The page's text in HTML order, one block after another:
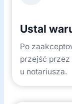
Ustal
Po
przejść przez
u notariusza.